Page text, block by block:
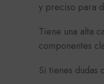
y preciso para
Tiene una alta
componentes
Si tienes dudas